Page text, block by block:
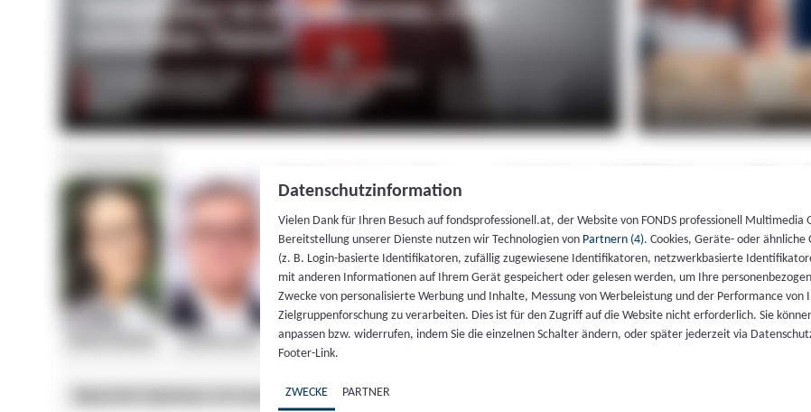
Datenschutzinformation
Vielen Dank für Ihren Besuch auf fondsprofessionell.at, der Website von FONDS professionell Multimedia
Bereitstellung unserer Dienste nutzen wir Technologien von Partnern (4). Cookies, Geräte- oder
(z. B. Login-basierte Identifikatoren, zufällig zugewiesene Identifikatoren, netzwerkbasierte
mit anderen Informationen auf Ihrem Gerät gespeichert oder gelesen werden, um Ihre
Zwecke von personalisierte Werbung und Inhalte, Messung von Werbeleistung und der Performance von
Zielgruppenforschung zu verarbeiten. Dies ist für den Zugriff auf die Website nicht erforderlich. Sie
anpassen bzw. widerrufen, indem Sie die einzelnen Schalter ändern, oder später jederzeit via
Footer-Link.
ZWECKE PARTNER